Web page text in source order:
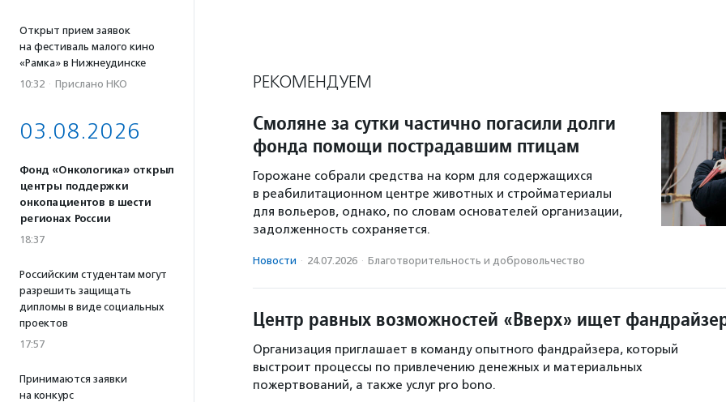
Открыт прием заявок
на фестиваль малого кино
«Рамка» в Нижнеудинске
10:32 · Прислано НКО
03.08.2026
Фонд «Онкологика» открыл
центры поддержки
онкопациентов в шести
регионах России
18:37
Российским студентам могут
разрешить защищать
дипломы в виде социальных
проектов
17:57
Принимаются заявки
на конкурс
РЕКОМЕНДУЕМ
Смоляне за сутки частично погасили долги
фонда помощи пострадавшим птицам
Горожане собрали средства на корм для содержащихся
в реабилитационном центре животных и стройматериалы
для вольеров, однако, по словам основателей организации,
задолженность сохраняется.
Новости · 24.07.2026 · Благотвори­тель­ность и доброволь­чест­во
Центр равных возможностей «Вверх» ищет
Организация приглашает в команду опытного фандрайзера, который
выстроит процессы по привлечению денежных и материальных
пожертвований, а также услуг pro bono.